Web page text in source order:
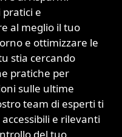
e
al meglio il tuo
e ottimizzare le
stia cercando
pratiche per
sulle ultime
team di esperti ti
e rilevanti